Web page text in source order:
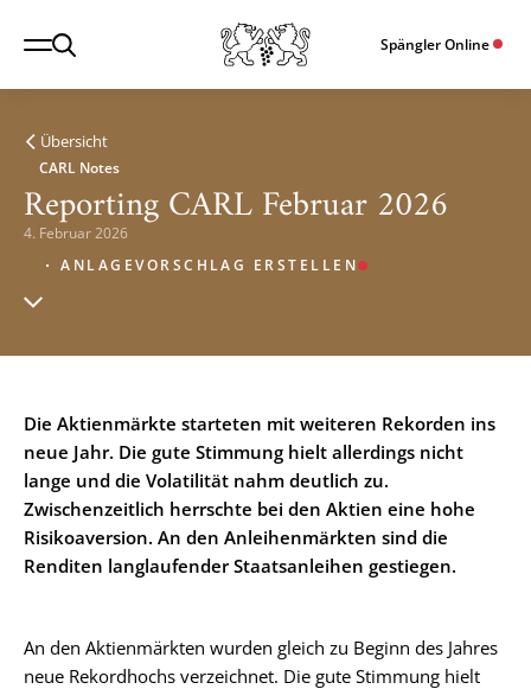
Spängler Online
Übersicht
CARL Notes
Reporting CARL Februar 2026
4. Februar 2026
ANLAGEVORSCHLAG ERSTELLEN
Die Aktienmärkte starteten mit weiteren Rekorden ins
neue Jahr. Die gute Stimmung hielt allerdings nicht
lange und die Volatilität nahm deutlich zu.
Zwischenzeitlich herrschte bei den Aktien eine hohe
Risikoaversion. An den Anleihenmärkten sind die
Renditen langlaufender Staatsanleihen gestiegen.
An den Aktienmärkten wurden gleich zu Beginn des Jahres
neue Rekordhochs verzeichnet. Die gute Stimmung hielt